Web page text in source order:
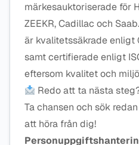
märkesauktoriserade för
ZEEKR, Cadillac och
är kvalitetssäkrade enligt
samt certifierade enligt
eftersom kvalitet och
Redo att ta nästa
Ta chansen och sök
att höra från dig!